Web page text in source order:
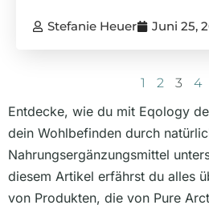
Stefanie Heuer Juni 25,
1 2 3 4
Entdecke, wie du mit Eqology
dein Wohlbefinden durch
Nahrungsergänzungsmittel
diesem Artikel erfährst du alles
von Produkten, die von Pure